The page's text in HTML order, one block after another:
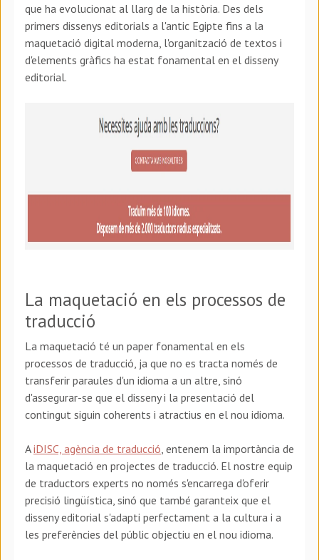
que ha evolucionat al llarg de la història. Des dels
primers dissenys editorials a l'antic Egipte fins a la
maquetació digital moderna, l'organització de textos i
d'elements gràfics ha estat fonamental en el disseny
editorial.
La maquetació en els processos de
traducció
La maquetació té un paper fonamental en els
processos de traducció, ja que no es tracta només de
transferir paraules d'un idioma a un altre, sinó
d'assegurar-se que el disseny i la presentació del
contingut siguin coherents i atractius en el nou idioma.
AiDISC, agència de traducció , entenem la importància de
la maquetació en projectes de traducció. El nostre equip
de traductors experts no només s'encarrega d'oferir
precisió lingüística, sinó que també garanteix que el
disseny editorial s'adapti perfectament a la cultura i a
les preferències del públic objectiu en el nou idioma.